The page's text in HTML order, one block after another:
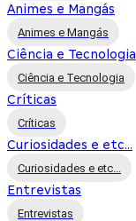
Animes e Mangás
Animes e Mangás
Ciência e Tecnologia
Ciência e Tecnologia
Críticas
Críticas
Curiosidades e etc...
Curiosidades e etc...
Entrevistas
Entrevistas